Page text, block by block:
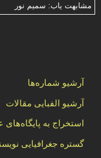
مشابهت ياب: سميم نور
آرشیو شماره‌ها
آرشیو الفبایی مقالات
استخراج به
گستره جغرافیایی